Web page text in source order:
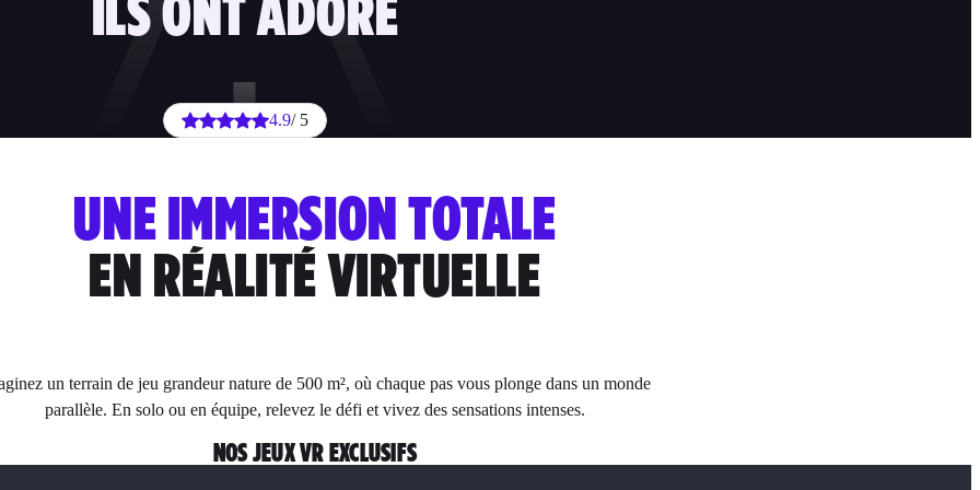
4.9/ 5
UNE IMMERSION TOTALE
EN RÉALITÉ VIRTUELLE
un terrain de jeu grandeur nature de 500 m², où chaque pas vous plonge dans un monde
parallèle. En solo ou en équipe, relevez le défi et vivez des sensations intenses.
NOS JEUX VR EXCLUSIFS